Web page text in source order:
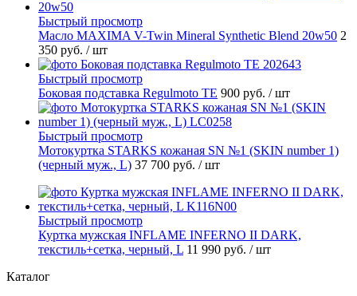
Быстрый просмотр
Масло MAXIMA V-Twin Mineral Synthetic Blend 20w50 2
350 руб. / шт
Быстрый просмотр
Боковая подставка Regulmoto TE 900 руб. / шт
Быстрый просмотр
Мотокуртка STARKS кожаная SN №1 (SKIN number 1)
(черный муж., L) 37 700 руб. / шт
Быстрый просмотр
Куртка мужская INFLAME INFERNO II DARK,
текстиль+сетка, черный, L 11 990 руб. / шт
Каталог